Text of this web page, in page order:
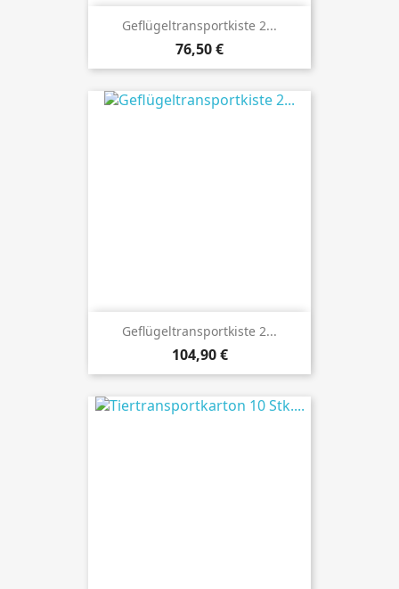
Geflügeltransportkiste 2...
Preis
76,50 €
Geflügeltransportkiste 2...
Preis
104,90 €